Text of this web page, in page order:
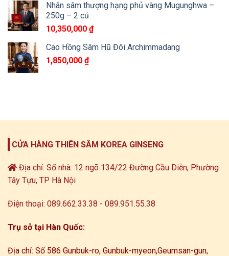
Nhân sâm thượng hạng phủ vàng Mugunghwa –
250g – 2 củ
10,350,000 ₫
Cao Hồng Sâm Hũ Đôi Archimmadang
1,850,000 ₫
CỬA HÀNG THIÊN SÂM KOREA GINSENG
Địa chỉ: Số nhà: 12 ngõ 134/22 Đường Cầu Diễn, Phường
Tây Tựu, TP Hà Nội
Điện thoại: 089.662.33.38 - 089.951.55.38
Trụ sở tại Hàn Quốc:
Địa chỉ: Số 586 Gunbuk-ro, Gunbuk-myeon,Geumsan-gun,